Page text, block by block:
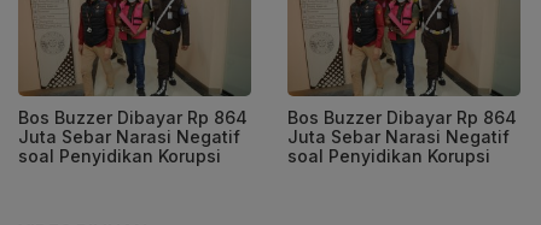
Bos Buzzer Dibayar Rp 864
Juta Sebar Narasi Negatif
soal Penyidikan Korupsi
Bos Buzzer Dibayar Rp 864
Juta Sebar Narasi Negatif
soal Penyidikan Korupsi